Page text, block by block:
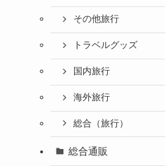
その他旅行
トラベルグッズ
国内旅行
海外旅行
総合（旅行）
総合通販